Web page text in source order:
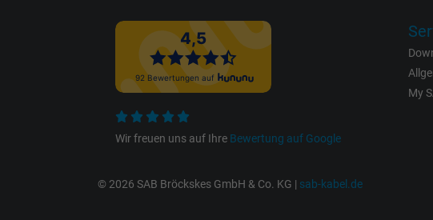
melden.
Anbieter
Wir freuen uns auf Ihre Bewertung auf Google
My
© 2026 SAB Bröckskes GmbH & Co. KG | sab-kabel.de